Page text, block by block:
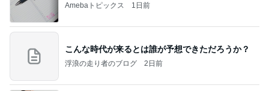
Amebaトピックス 1日前
こんな時代が来るとは誰が予想できただろうか？
浮浪の走り者のブログ 2日前